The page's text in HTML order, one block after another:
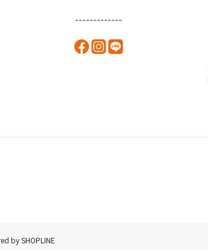
-------------
by SHOPLINE